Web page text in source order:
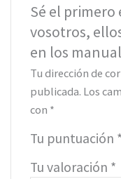
Sé el primero
vosotros,
en los
Tu dirección de
publicada. Los
con *
Tu puntuación *
Tu valoración *